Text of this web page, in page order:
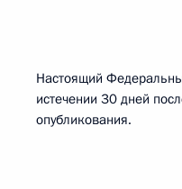
Настоящий
истечении 30 дней
опубликования.